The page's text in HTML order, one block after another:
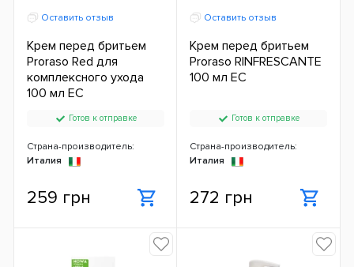
Оставить отзыв
Крем перед бритьем
Proraso Red для
комплексного ухода
100 мл ЕС
Готов к отправке
Страна-производитель:
Италия
259 грн
Оставить отзыв
Крем перед бритьем
Proraso RINFRESCANTE
100 мл ЕС
Готов к отправке
Страна-производитель:
Италия
272 грн